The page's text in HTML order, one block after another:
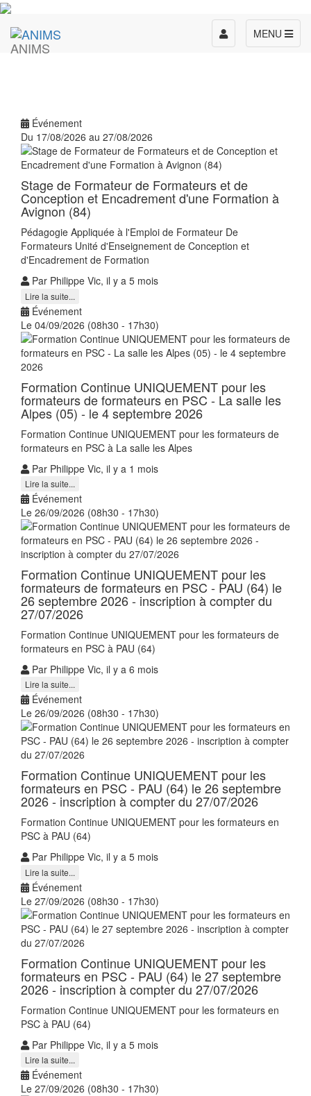
ANIMS
MENU
Toggle
navigation
Événement
Du 17/08/2026 au 27/08/2026
Stage de Formateur de Formateurs et de
Conception et Encadrement d'une Formation à
Avignon (84)
Pédagogie Appliquée à l'Emploi de Formateur De
Formateurs Unité d'Enseignement de Conception et
d'Encadrement de Formation
Par Philippe Vic, il y a 5 mois
Lire la suite...
Événement
Le 04/09/2026 (08h30 - 17h30)
Formation Continue UNIQUEMENT pour les
formateurs de formateurs en PSC - La salle les
Alpes (05) - le 4 septembre 2026
Formation Continue UNIQUEMENT pour les formateurs de
formateurs en PSC à La salle les Alpes
Par Philippe Vic, il y a 1 mois
Lire la suite...
Événement
Le 26/09/2026 (08h30 - 17h30)
Formation Continue UNIQUEMENT pour les
formateurs de formateurs en PSC - PAU (64) le
26 septembre 2026 - inscription à compter du
27/07/2026
Formation Continue UNIQUEMENT pour les formateurs de
formateurs en PSC à PAU (64)
Par Philippe Vic, il y a 6 mois
Lire la suite...
Événement
Le 26/09/2026 (08h30 - 17h30)
Formation Continue UNIQUEMENT pour les
formateurs en PSC - PAU (64) le 26 septembre
2026 - inscription à compter du 27/07/2026
Formation Continue UNIQUEMENT pour les formateurs en
PSC à PAU (64)
Par Philippe Vic, il y a 5 mois
Lire la suite...
Événement
Le 27/09/2026 (08h30 - 17h30)
Formation Continue UNIQUEMENT pour les
formateurs en PSC - PAU (64) le 27 septembre
2026 - inscription à compter du 27/07/2026
Formation Continue UNIQUEMENT pour les formateurs en
PSC à PAU (64)
Par Philippe Vic, il y a 5 mois
Lire la suite...
Événement
Le 27/09/2026 (08h30 - 17h30)